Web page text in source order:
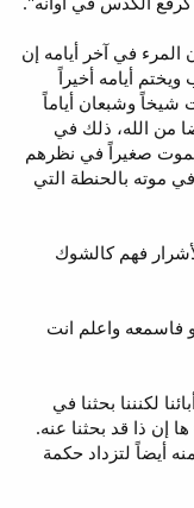
المرء في آخر أيامه إن
أيامه أخيراً
شيخاً وشبعان أياماً
من الله، ذلك في
وأما الشرير يموت صغيراً في نظرهم
في موته بالحنطة التي
فهم كالشوك
هو فاسمعه واعلم انت
لكنننا بحثنا في
إن ذا قد بحثنا عنه.
أيضاً لتزداد حكمة